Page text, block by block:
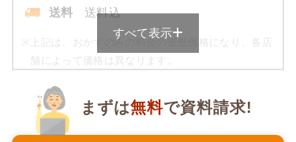
豚肉のマヨネーズ炒め風
二色豆（黒豆・白花豆）
※メニューの補足
-
送料 送料込
※
上記は、おかずのみの料金の最低価格になり、各店
舗によって価格は異なります。
お問合せください。
ムース食の栄養素例
すべて表示
まずは無料で資料請求!